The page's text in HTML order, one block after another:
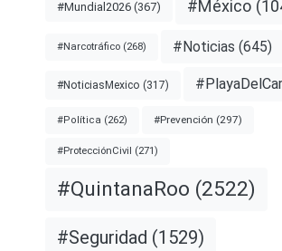
#Mundial2026 (367) #México
#Narcotráfico (268) #Noticias (645)
#NoticiasMexico (317)
#Política (262) #Prevención (297)
#ProtecciónCivil (271)
#QuintanaRoo (2522)
#Seguridad (1529)